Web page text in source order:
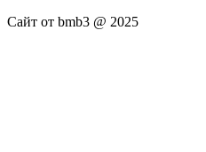
Сайт от bmb3 @ 2025